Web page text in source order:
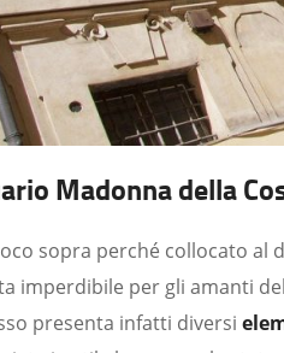
Madonna della
sopra perché collocato al
imperdibile per gli amanti
presenta infatti diversi